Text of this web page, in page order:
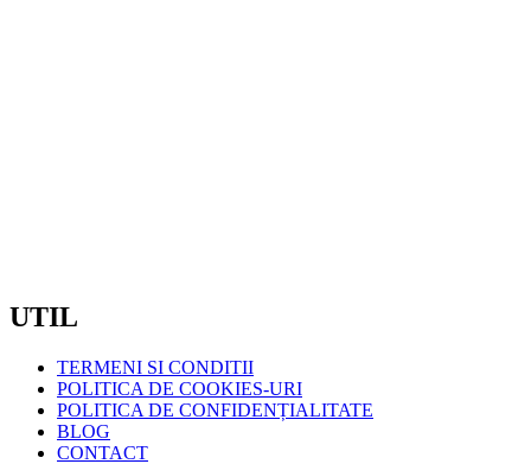
UTIL
TERMENI SI CONDITII
POLITICA DE COOKIES-URI
POLITICA DE CONFIDENȚIALITATE
BLOG
CONTACT